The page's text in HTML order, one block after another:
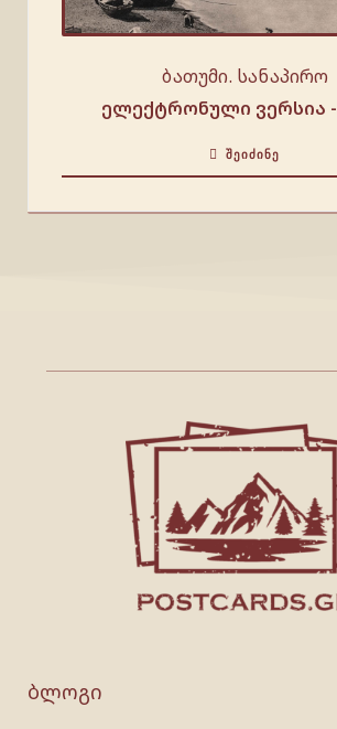
ბათუმი. სანაპირო
ელექტრონული ვერსია -
ᲨᲔᲘᲫᲘᲜᲔ
ბლოგი